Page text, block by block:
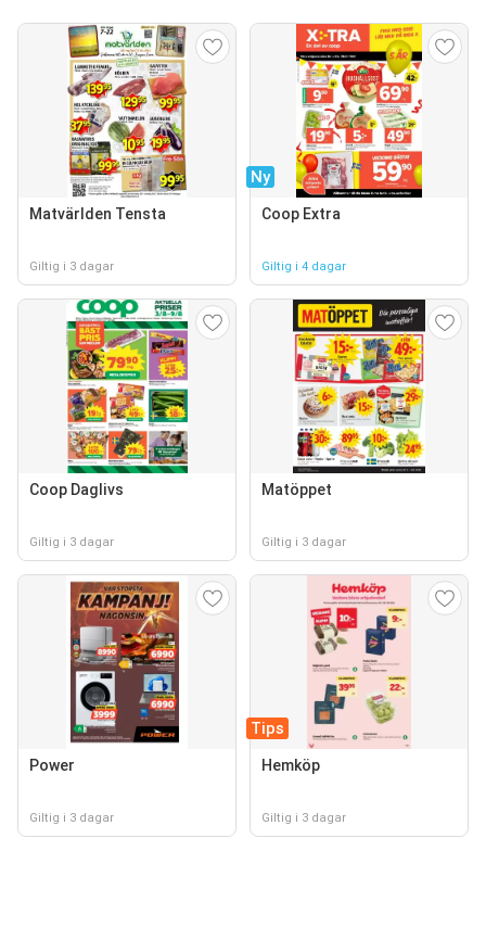
Matvärlden Tensta
Giltig i 3 dagar
Ny
Coop Extra
Giltig i 4 dagar
Coop Daglivs
Giltig i 3 dagar
Matöppet
Giltig i 3 dagar
Power
Giltig i 3 dagar
Tips
Hemköp
Giltig i 3 dagar